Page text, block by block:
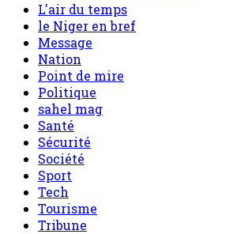
L'air du temps
le Niger en bref
Message
Nation
Point de mire
Politique
sahel mag
Santé
Sécurité
Société
Sport
Tech
Tourisme
Tribune